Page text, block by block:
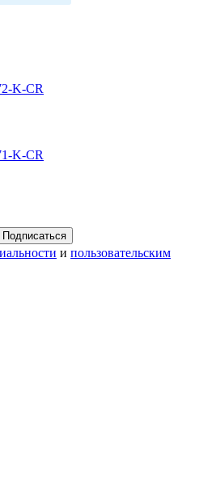
K-CR
K-CR
Подписаться
и пользовательским